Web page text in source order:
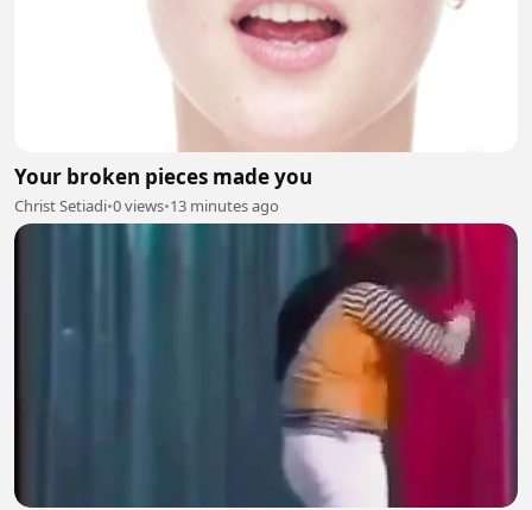
Your broken pieces made you
Christ Setiadi•0 views•13 minutes ago